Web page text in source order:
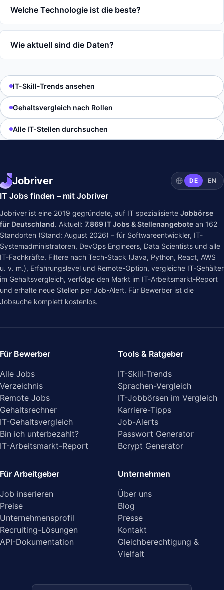
Welche Technologie ist die beste?
Wie aktuell sind die Daten?
IT-Skill-Trends ansehen
Gehaltsvergleich nach Rollen
Alle IT-Stellen durchsuchen
Jobriver DE EN
IT Jobs finden – mit Jobriver
Jobriver ist eine 2019 gegründete, auf IT spezialisierte Jobbörse
für Deutschland. Aktuell: 7.869 IT Jobs & Stellenangebote an 162
Standorten (Stand: August 2026) – für Softwareentwickler, IT-
Systemadministratoren, DevOps Engineers, Data Scientists und alle
IT-Fachkräfte. Filtere nach Tech-Stack (Java, Python, React, AWS
u. v. m.), Erfahrungslevel und Remote-Option, vergleiche IT-Gehälter
im Gehaltsvergleich, verfolge den Markt im IT-Arbeitsmarkt-Report
und erhalte neue Stellen per Job-Alert. Für Bewerber ist die
Jobsuche komplett kostenlos.
Für Bewerber
Alle Jobs
Verzeichnis
Remote Jobs
Gehaltsrechner
IT-Gehaltsvergleich
Bin ich unterbezahlt?
IT-Arbeitsmarkt-Report
Tools & Ratgeber
IT-Skill-Trends
Sprachen-Vergleich
IT-Jobbörsen im Vergleich
Karriere-Tipps
Job-Alerts
Passwort Generator
Bcrypt Generator
Für Arbeitgeber
Job inserieren
Preise
Unternehmensprofil
Recruiting-Lösungen
API-Dokumentation
Unternehmen
Über uns
Blog
Presse
Kontakt
Gleichberechtigung &
Vielfalt